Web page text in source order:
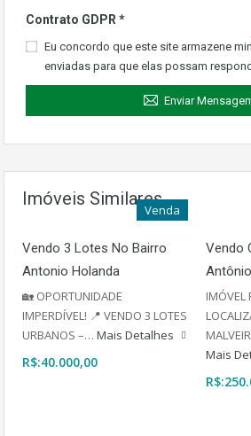
Contrato GDPR *
Eu concordo que este site armazene
enviadas para que elas possam
Enviar
Imóveis Similares
Venda
Vendo 3 Lotes No Bairro
Antonio Holanda
🏡 OPORTUNIDADE
IMPERDÍVEL! 📍 VENDO 3 LOTES
URBANOS –… Mais Detalhes
R$:40.000,00
Vendo
IMÓVEL
Mais